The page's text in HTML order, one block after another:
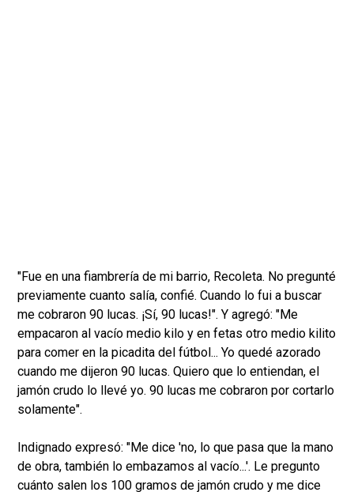
"Fue en una fiambrería de mi barrio, Recoleta. No pregunté
previamente cuanto salía, confié. Cuando lo fui a buscar
me cobraron 90 lucas. ¡Sí, 90 lucas!". Y agregó: "Me
empacaron al vacío medio kilo y en fetas otro medio kilito
para comer en la picadita del fútbol... Yo quedé azorado
cuando me dijeron 90 lucas. Quiero que lo entiendan, el
jamón crudo lo llevé yo. 90 lucas me cobraron por cortarlo
solamente".
Indignado expresó: "Me dice 'no, lo que pasa que la mano
de obra, también lo embazamos al vacío...'. Le pregunto
cuánto salen los 100 gramos de jamón crudo y me dice